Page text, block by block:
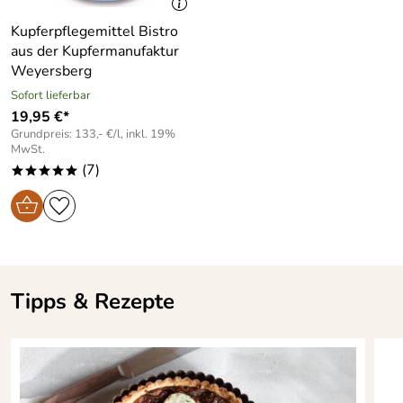
Hersteller: DE Buyer Industries SAS, 25 Faymont, 88340
Le Val d Ajol, Frankreich, contact@debuyer.fr
Vergleichen mit anderen guten Pfannen und bester
eigener Erfahrung rundum empfehlen.
Kaufdatum: 16.12.2015
Bewertungsdatum: 13.01.2016
Kupferpflegemittel Bistro
aus der Kupfermanufaktur
Weyersberg
Sofort lieferbar
19,95 €*
Grundpreis: 133,- €/l, inkl. 19%
MwSt.
***** (7)
Tipps & Rezepte